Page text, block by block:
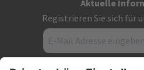
Aktuelle
Registrieren Sie sich für